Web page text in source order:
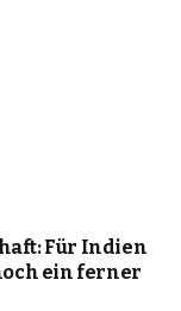
Für Indien
ein ferner